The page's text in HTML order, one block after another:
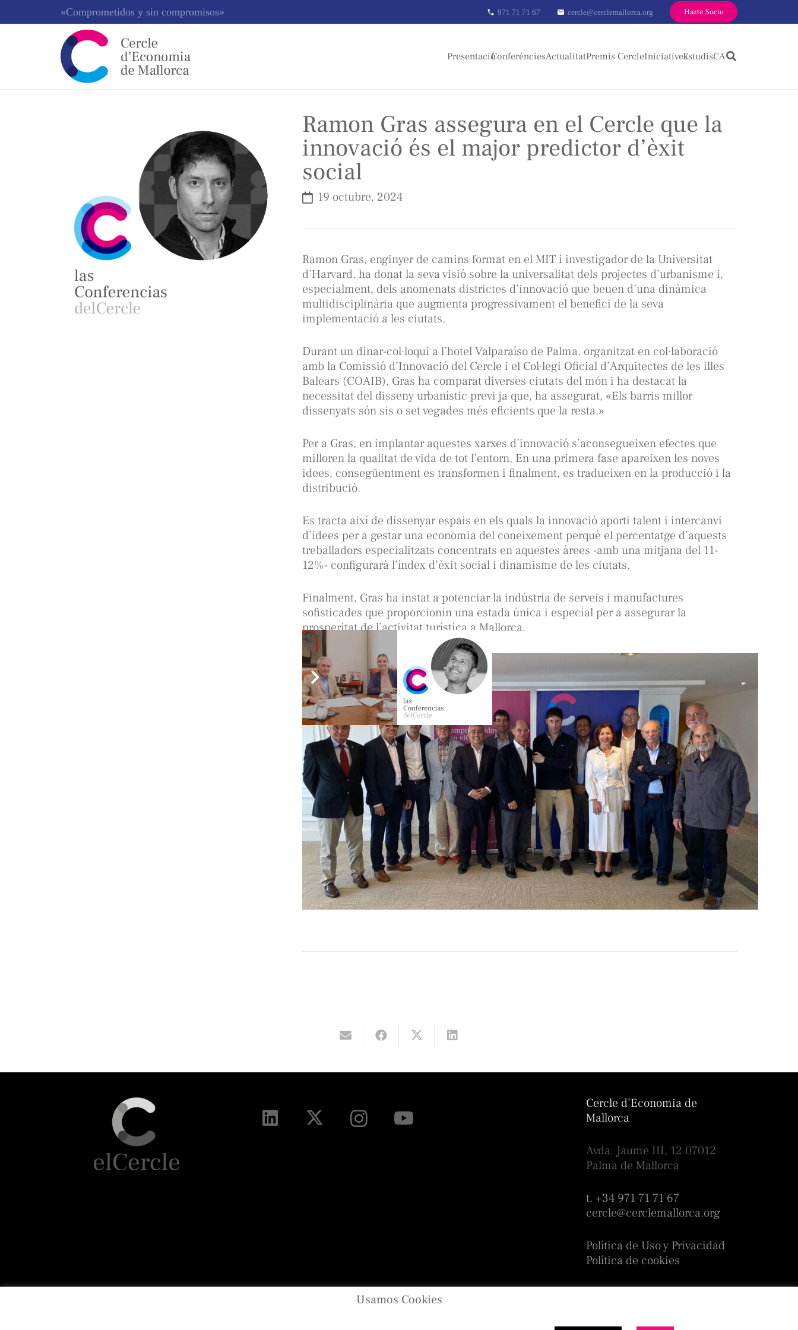
«Comprometidos y sin compromisos» phone 971 71 71 67 mail cercle@cerclemallorca.org Hazte Socio
PresentacióConferènciesActualitatPremis CercleIniciativesEstudisCA
Ramon Gras assegura en el Cercle que la
innovació és el major predictor d’èxit
social
19 octubre, 2024
Ramon Gras, enginyer de camins format en el MIT i investigador de la Universitat
d’Harvard, ha donat la seva visió sobre la universalitat dels projectes d’urbanisme i,
especialment, dels anomenats districtes d’innovació que beuen d’una dinàmica
multidisciplinària que augmenta progressivament el benefici de la seva
implementació a les ciutats.
Durant un dinar-col·loqui a l’hotel Valparaíso de Palma, organitzat en col·laboració
amb la Comissió d’Innovació del Cercle i el Col·legi Oficial d’Arquitectes de les illes
Balears (COAIB), Gras ha comparat diverses ciutats del món i ha destacat la
necessitat del disseny urbanístic previ ja que, ha assegurat, «Els barris millor
dissenyats són sis o set vegades més eficients que la resta.»
Per a Gras, en implantar aquestes xarxes d’innovació s’aconsegueixen efectes que
milloren la qualitat de vida de tot l’entorn. En una primera fase apareixen les noves
idees, consegüentment es transformen i finalment, es tradueixen en la producció i la
distribució.
Es tracta així de dissenyar espais en els quals la innovació aporti talent i intercanvi
d’idees per a gestar una economia del coneixement perquè el percentatge d’aquests
treballadors especialitzats concentrats en aquestes àrees -amb una mitjana del 11-
12%- configurarà l’índex d’èxit social i dinamisme de les ciutats.
Finalment, Gras ha instat a potenciar la indústria de serveis i manufactures
sofisticades que proporcionin una estada única i especial per a assegurar la
prosperitat de l’activitat turística a Mallorca.
Cercle d’Economia de
Mallorca
Avda. Jaume III, 12 07012
Palma de Mallorca
t. +34 971 71 71 67
cercle@cerclemallorca.org
Política de Uso y Privacidad
Política de cookies
Usamos Cookies